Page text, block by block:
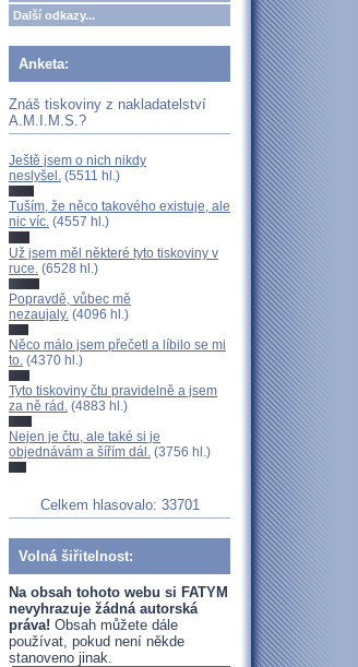
Další odkazy...
Anketa:
Znáš tiskoviny z nakladatelství
A.M.I.M.S.?
Ještě jsem o nich nikdy
neslyšel. (5511 hl.)
Tuším, že něco takového existuje, ale
nic víc. (4557 hl.)
Už jsem měl některé tyto tiskoviny v
ruce. (6528 hl.)
Popravdě, vůbec mě
nezaujaly. (4096 hl.)
Něco málo jsem přečetl a líbilo se mi
to. (4370 hl.)
Tyto tiskoviny čtu pravidelně a jsem
za ně rád. (4883 hl.)
Nejen je čtu, ale také si je
objednávám a šířím dál. (3756 hl.)
Celkem hlasovalo: 33701
Volná šiřitelnost:
Na obsah tohoto webu si FATYM
nevyhrazuje žádná autorská
práva! Obsah můžete dále
používat, pokud není někde
stanoveno jinak.